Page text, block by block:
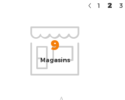
1 2 3
9
Magasins